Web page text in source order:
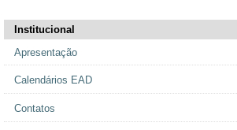
Institucional
Apresentação
Calendários EAD
Contatos